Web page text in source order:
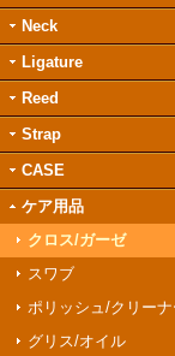
Neck
Ligature
Reed
Strap
CASE
ケア用品
クロス/ガーゼ
スワブ
ポリッシュ/クリーナ
グリス/オイル